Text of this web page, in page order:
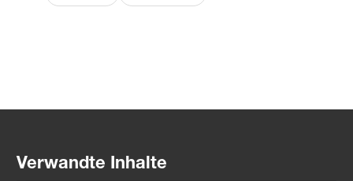
Verwandte Inhalte